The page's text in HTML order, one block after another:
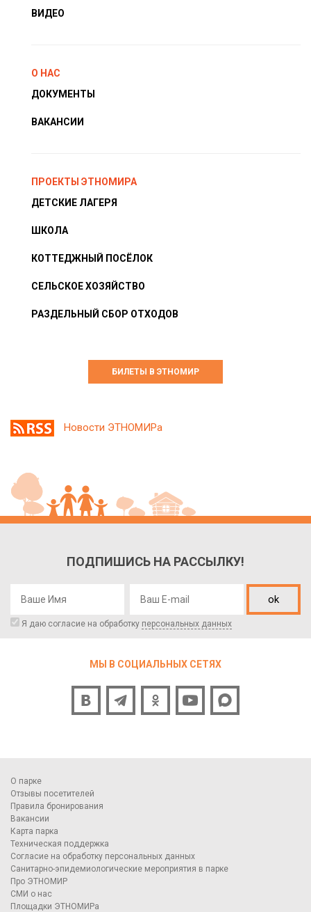
ВИДЕО
О НАС
ДОКУМЕНТЫ
ВАКАНСИИ
ПРОЕКТЫ ЭТНОМИРА
ДЕТСКИЕ ЛАГЕРЯ
ШКОЛА
КОТТЕДЖНЫЙ ПОСЁЛОК
СЕЛЬСКОЕ ХОЗЯЙСТВО
РАЗДЕЛЬНЫЙ СБОР ОТХОДОВ
БИЛЕТЫ В ЭТНОМИР
Новости ЭТНОМИРа
ПОДПИШИСЬ НА РАССЫЛКУ!
ok
Я даю согласие на обработку персональных данных
МЫ В СОЦИАЛЬНЫХ СЕТЯХ
О парке
Отзывы посетителей
Правила бронирования
Вакансии
Карта парка
Техническая поддержка
Согласие на обработку персональных данных
Санитарно-эпидемиологические мероприятия в парке
Про ЭТНОМИР
СМИ о нас
Площадки ЭТНОМИРа